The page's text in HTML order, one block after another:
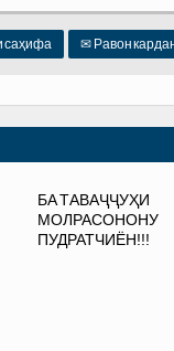
саҳифа ✉ Равон
БА ТАВАҶҶУҲИ
МОЛРАСОНОНУ
ПУДРАТЧИЁН!!!